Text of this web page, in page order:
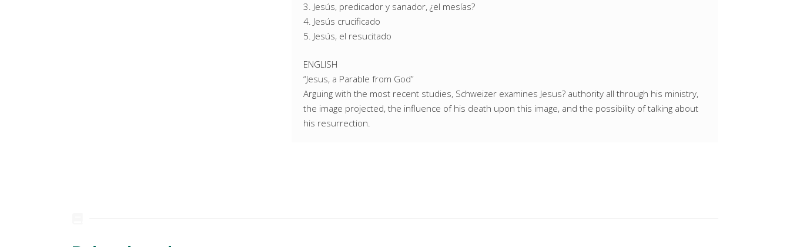
3. Jesús, predicador y sanador, ¿el mesías?
4. Jesús crucificado
5. Jesús, el resucitado
ENGLISH
“Jesus, a Parable from God”
Arguing with the most recent studies, Schweizer examines Jesus? authority all through his ministry,
the image projected, the influence of his death upon this image, and the possibility of talking about
his resurrection.